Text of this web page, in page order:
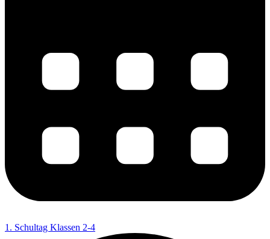
1. Schultag Klassen 2-4